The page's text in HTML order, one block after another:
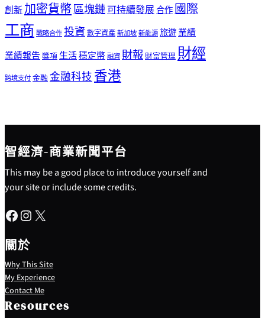
創新加密貨幣區塊鏈可持續發展合作國際
工商戰略合作投資數字資產新加坡新能源旅遊業績
業績報告獎項生活穩定幣融資財報 財富管理財經
跨境支付金融 金融科技香港
智經濟-商業新聞平台
This may be a good place to introduce yourself and
your site or include some credits.
Facebook Instagram X
關於
Why This Site
My Experience
Contact Me
Resources